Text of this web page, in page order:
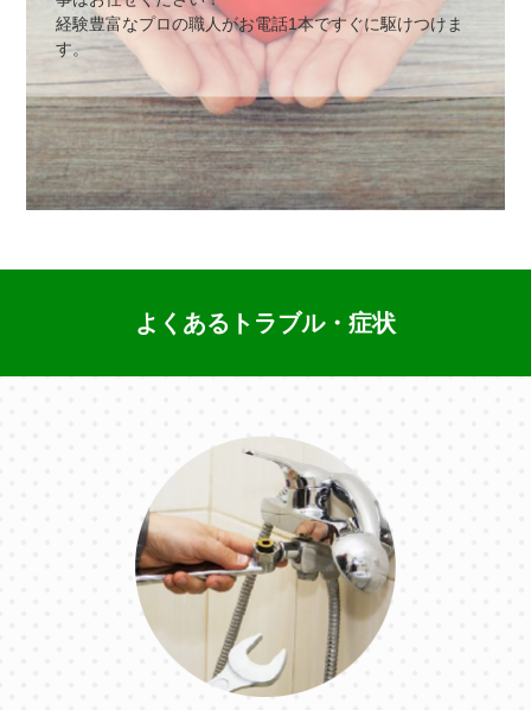
経験豊富なプロの職⼈がお電話1本ですぐに駆けつけま
す。
よくあるトラブル・症状